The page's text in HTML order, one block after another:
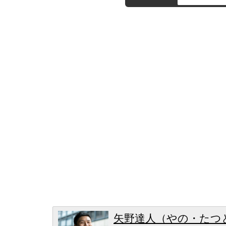
矢野達人（やの・たつ